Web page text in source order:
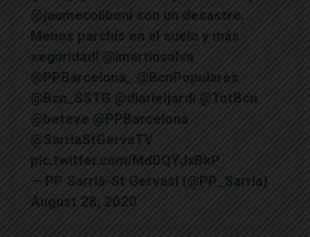
@jaumecollboni son un desastre.
Menos parchís en el suelo y más
seguridad! @imartinsalva
@PPBarcelona_
@BcnPopulares
@Bcn_SSTG @diarieljardi @TotBcn
@beteve @PPBarcelona
@SarriaStGervaTV
pic.twitter.com/MdDQYJxBkP
— PP Sarrià-St Gervasi (@PP_Sarria)
August 28, 2020